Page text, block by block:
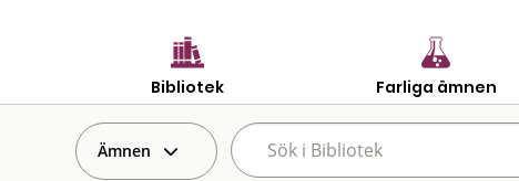
Bibliotek Farliga ämnen
Ämnen